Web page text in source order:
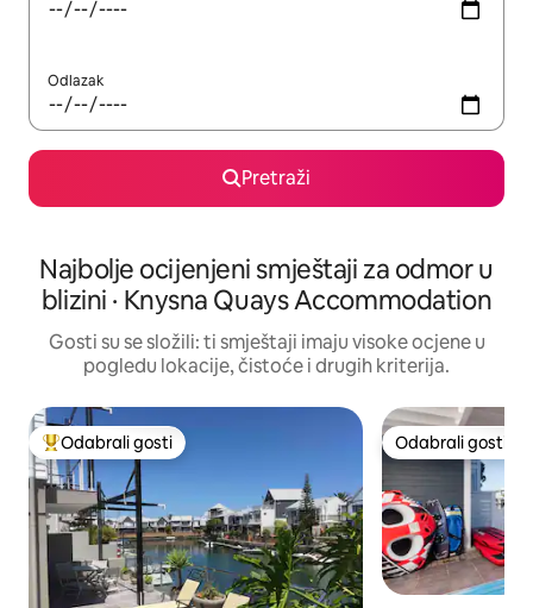
Odlazak
Pretraži
Najbolje ocijenjeni smještaji za odmor u
blizini · Knysna Quays Accommodation
Gosti su se složili: ti smještaji imaju visoke ocjene u
pogledu lokacije, čistoće i drugih kriterija.
Među najviše rangiranima s oznakom „Odabrali gosti”
Odabrali gosti Odabrali gosti
Odabrali gosti